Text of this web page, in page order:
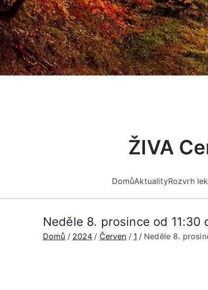
Přeskočit
na
obsah
ŽIVA
DomůAktualityRozvrh
Neděle 8. prosince od
Domů 2024 Červen 1 Neděle 8.